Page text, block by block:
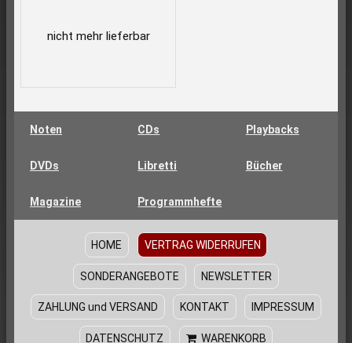
nicht mehr lieferbar
Noten CDs Playbacks
DVDs Libretti Bücher
Magazine Programmhefte
HOME VERTRAG WIDERRUFEN
SONDERANGEBOTE NEWSLETTER
ZAHLUNG und VERSAND KONTAKT IMPRESSUM
DATENSCHUTZ WARENKORB